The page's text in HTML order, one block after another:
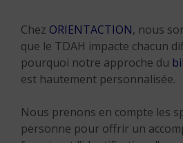
Chez ORIENTACTION, nous
que le TDAH impacte chacun
pourquoi notre approche du
est hautement personnalisée.
Nous prenons en compte les
personne pour offrir un